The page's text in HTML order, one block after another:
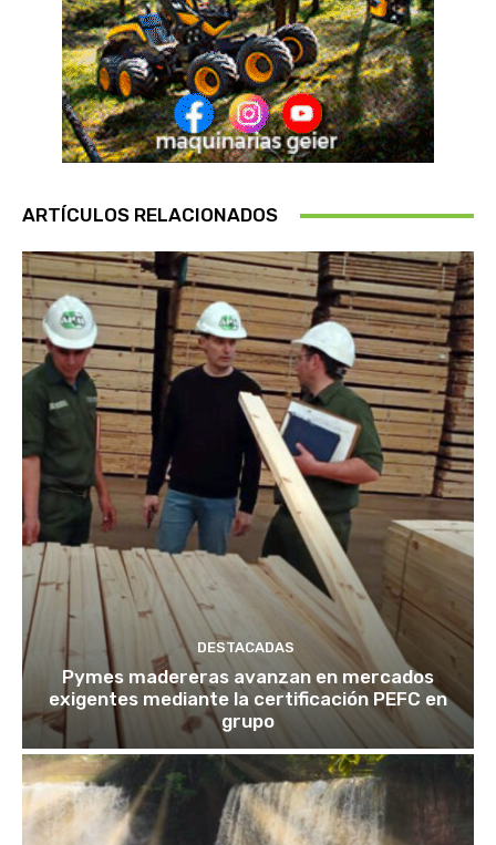
ARTÍCULOS RELACIONADOS
DESTACADAS
Pymes madereras avanzan en mercados
exigentes mediante la certificación PEFC en
grupo